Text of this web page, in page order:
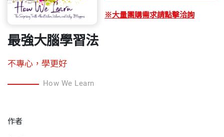
※大量團購需求請點擊洽詢
最強大腦學習法
不專心，學更好
How We Learn
作者